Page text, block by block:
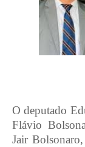
O deputado
Flávio
Jair